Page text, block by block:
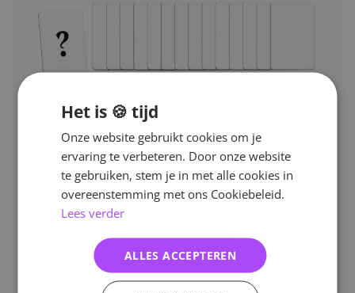
Het is 🍪 tijd
Onze website gebruikt cookies om je
ervaring te verbeteren. Door onze website
te gebruiken, stem je in met alle cookies in
overeenstemming met ons Cookiebeleid.
Lees verder
ALLES ACCEPTEREN